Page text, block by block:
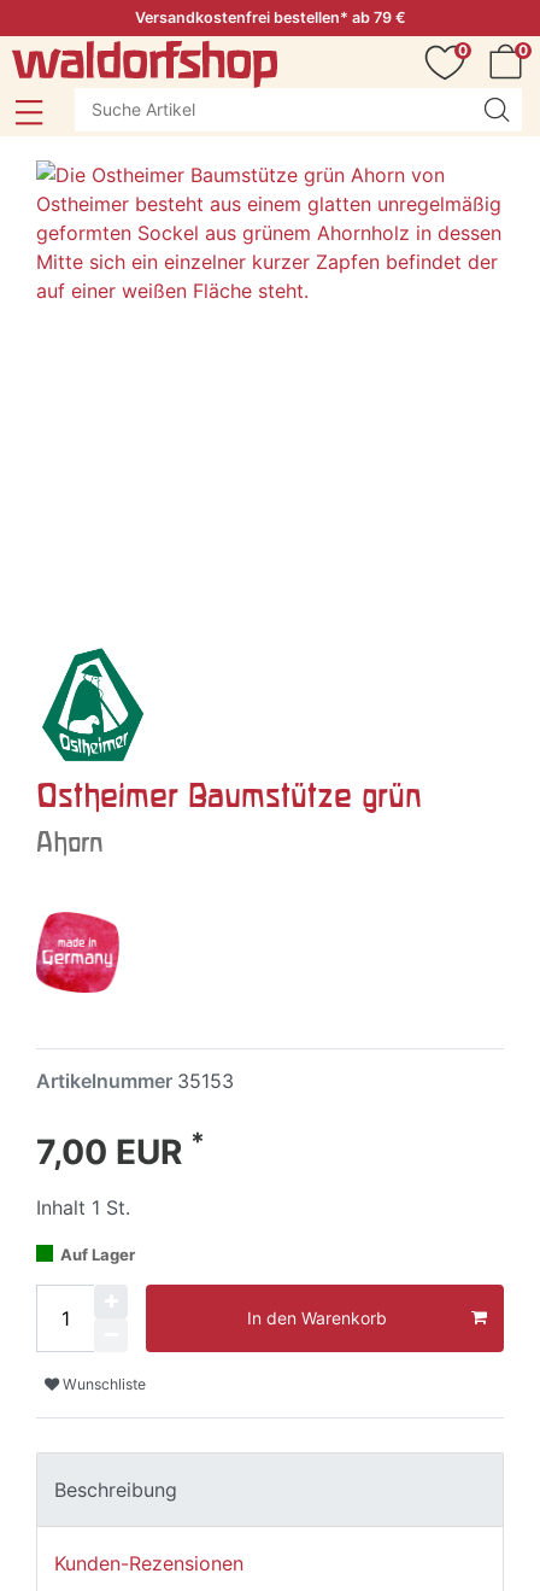
Versandkostenfrei bestellen* ab 79 €
0
0
Ostheimer Baumstütze grün
Ahorn
Artikelnummer 35153
7,00 EUR *
Inhalt 1 St.
Auf Lager
In den Warenkorb
Wunschliste
Beschreibung
Kunden-Rezensionen